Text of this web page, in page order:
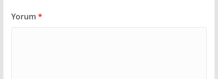
Yorum *